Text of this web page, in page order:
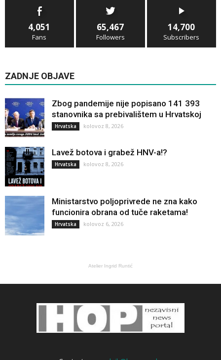
4,051
Fans
65,467
Followers
14,700
Subscribers
ZADNJE OBJAVE
Zbog pandemije nije popisano 141 393
stanovnika sa prebivalištem u Hrvatskoj
Hrvatska kolovoz 8, 2026
Lavež botova i grabež HNV-a!?
Hrvatska kolovoz 8, 2026
Ministarstvo poljoprivrede ne zna kako
funcionira obrana od tuče raketama!
Hrvatska kolovoz 6, 2026
Atelier Ingrid Runtić